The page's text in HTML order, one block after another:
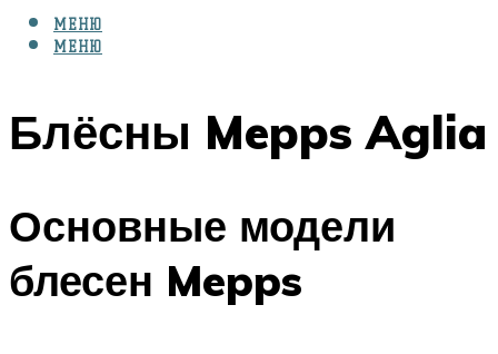
МЕНЮ
МЕНЮ
Блёсны Mepps Aglia
Основные модели
блесен Mepps